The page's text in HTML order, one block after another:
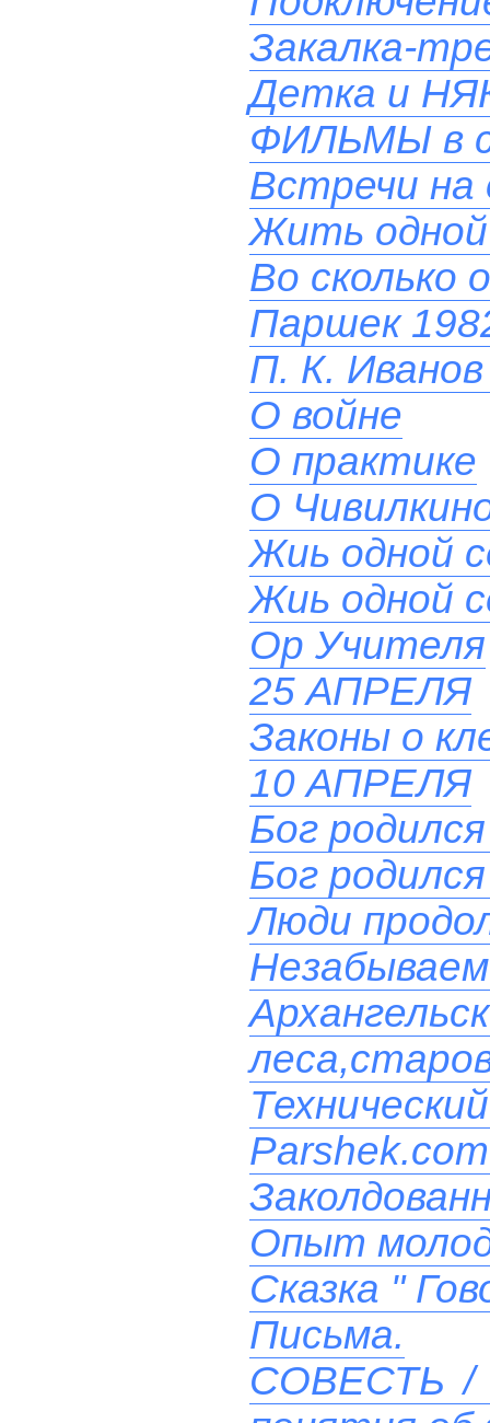
Закалка-
Детка и
ФИЛЬМЫ в
Встречи на
Жить
Во сколько
Паршек
П. К.
О войне
О практике
О
Жиь одной
Жиь одной
Ор Учителя
25 АПРЕЛЯ
Законы о
10 АПРЕЛЯ
Бог
Бог
Люди
Опыт
Сказка "
Письма.
СОВЕСТЬ /